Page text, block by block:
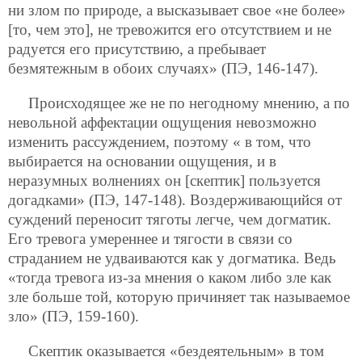
ни злом по природе, а высказывает свое «не более»
[то, чем это], не тревожится его отсутствием и не
радуется его присутствию, а пребывает
безмятежным в обоих случаях» (ПЭ, 146-147).
Происходящее же не по негодному мнению, а по
невольной аффектации ощущения невозможно
изменить рассуждением, поэтому « в том, что
выбирается на основании ощущения, и в
неразумных волнениях он [скептик] пользуется
догадками» (ПЭ, 147-148). Воздерживающийся от
суждений переносит тяготы легче, чем догматик.
Его тревога умереннее и тягости в связи со
страданием не удваиваются как у догматика. Ведь
«тогда тревога из-за мнения о каком либо зле как
зле больше той, которую причиняет так называемое
зло» (ПЭ, 159-160).
Скептик оказывается «бездеятельным» в том